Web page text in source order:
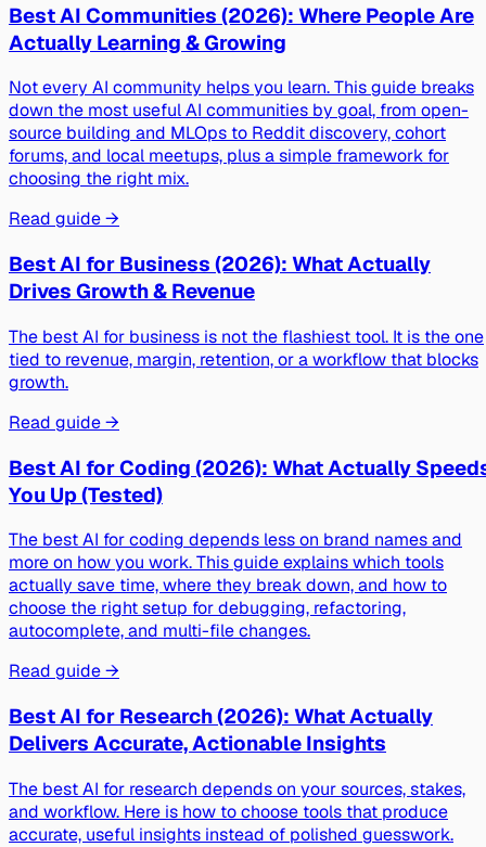
Best AI Communities (2026): Where People Are
Actually Learning & Growing
Not every AI community helps you learn. This guide breaks
down the most useful AI communities by goal, from open-
source building and MLOps to Reddit discovery, cohort
forums, and local meetups, plus a simple framework for
choosing the right mix.
Read guide →
Best AI for Business (2026): What Actually
Drives Growth & Revenue
The best AI for business is not the flashiest tool. It is the one
tied to revenue, margin, retention, or a workflow that blocks
growth.
Read guide →
Best AI for Coding (2026): What Actually
You Up (Tested)
The best AI for coding depends less on brand names and
more on how you work. This guide explains which tools
actually save time, where they break down, and how to
choose the right setup for debugging, refactoring,
autocomplete, and multi-file changes.
Read guide →
Best AI for Research (2026): What Actually
Delivers Accurate, Actionable Insights
The best AI for research depends on your sources, stakes,
and workflow. Here is how to choose tools that produce
accurate, useful insights instead of polished guesswork.